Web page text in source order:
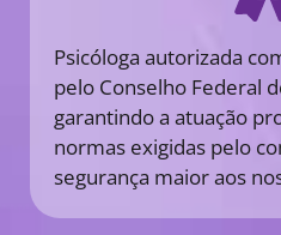
Psicóloga autorizada
pelo Conselho Federal
garantindo a atuação
normas exigidas pelo
segurança maior aos